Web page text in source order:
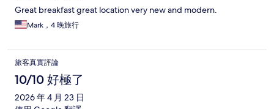
Great breakfast great location very new and modern.
Mark，4 晚旅行
旅客真實評論
10/10 好極了
2026 年 4 月 23 日